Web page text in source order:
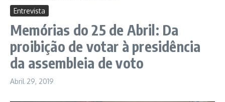
Entrevista
Memórias do 25 de Abril: Da
proibição de votar à presidência
da assembleia de voto
Abril 29, 2019